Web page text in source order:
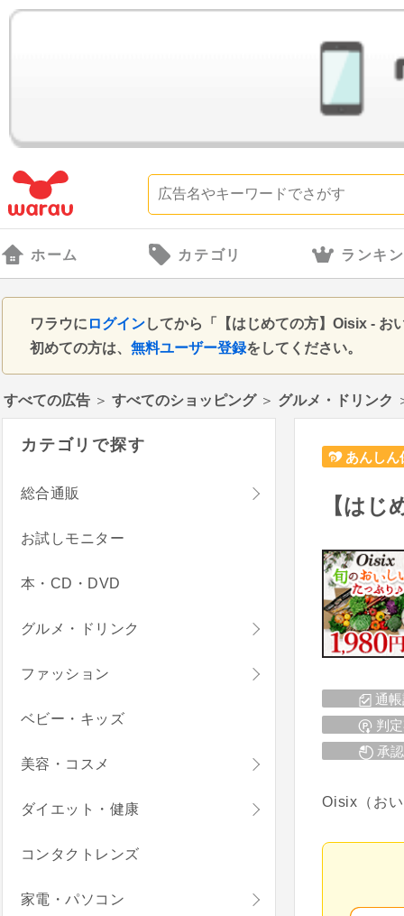
ホーム カテゴリ ランキ
ワラウに ログインしてから「【はじめての方】Oisix - お
初めての方は、 無料ユーザー登録をしてください。
すべての広告 ＞ すべてのショッピング＞ グルメ・ドリンク
あんしん
【は
通
判
承
Oisix（お
カテゴリで探す
総合通販
お試しモニター
本・CD・DVD
グルメ・ドリンク
ファッション
ベビー・キッズ
美容・コスメ
ダイエット・健康
コンタクトレンズ
家電・パソコン